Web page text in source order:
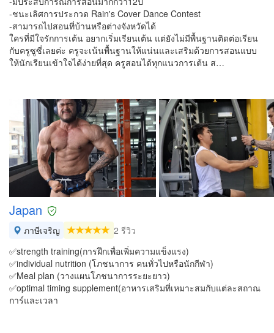
-ชนะเลิศการประกวด Rain's Cover Dance Contest
-สามารถไปสอนที่บ้านหรือต่างจังหวัดได้
ใครที่มีใจรักการเต้น อยากเริ่มเรียนเต้น แต่ยังไม่มีพื้นฐานติดต่อเรียน
กับครูซูซี่เลยค่ะ ครูจะเน้นพื้นฐานให้แน่นและเสริมด้วยการสอนแบบ
ให้นักเรียนเข้าใจได้ง่ายที่สุด ครูสอนได้ทุกแนวการเต้น ส…
Japan
ภาษีเจริญ
2 รีวิว
✅strength training(การฝึกเพื่อเพิ่มความแข็งแรง)
✅individual nutrition (โภชนาการ คนทั่วไปหรือนักกีฬา)
✅Meal plan (วางแผนโภชนาการระยะยาว)
✅optimal timing supplement(อาหารเสริมที่เหมาะสมกับแต่ละสถาณ
การ์และเวลา